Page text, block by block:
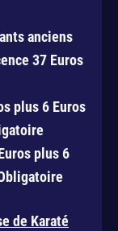
anciens
37 Euros
plus 6 Euros
plus 6
de Karaté